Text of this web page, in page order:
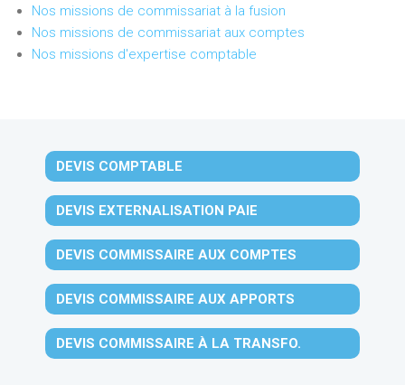
Nos missions de commissariat à la fusion
Nos missions de commissariat aux comptes
Nos missions d'expertise comptable
DEVIS COMPTABLE
DEVIS EXTERNALISATION PAIE
DEVIS COMMISSAIRE AUX COMPTES
DEVIS COMMISSAIRE AUX APPORTS
DEVIS COMMISSAIRE À LA TRANSFO.